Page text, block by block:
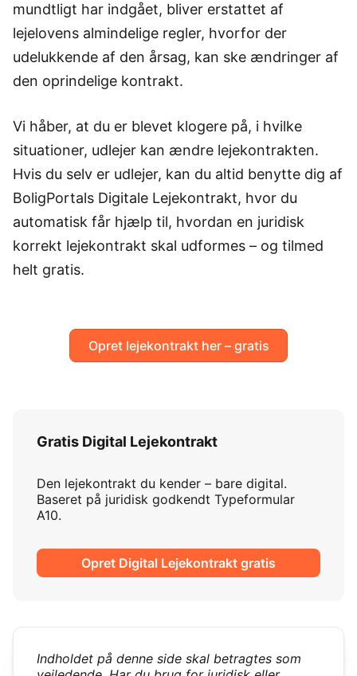
mundtligt har indgået, bliver erstattet af
lejelovens almindelige regler, hvorfor der
udelukkende af den årsag, kan ske ændringer af
den oprindelige kontrakt.
Vi håber, at du er blevet klogere på, i hvilke
situationer, udlejer kan ændre lejekontrakten.
Hvis du selv er udlejer, kan du altid benytte dig af
BoligPortals Digitale Lejekontrakt, hvor du
automatisk får hjælp til, hvordan en juridisk
korrekt lejekontrakt skal udformes – og tilmed
helt gratis.
Opret lejekontrakt her – gratis
Gratis Digital Lejekontrakt
Den lejekontrakt du kender – bare digital.
Baseret på juridisk godkendt Typeformular
A10.
Opret Digital Lejekontrakt gratis
Indholdet på denne side skal betragtes som